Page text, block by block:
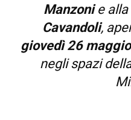
Manzonie alla
Cavandoli,
giovedì 26 maggio
negli spazi